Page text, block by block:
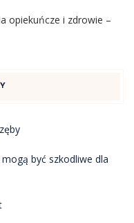
opiekuńcze i zdrowie –
być szkodliwe dla